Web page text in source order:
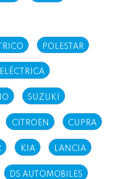
POLESTAR
SUZUKI
CITROËN CUPRA
KIA LANCIA
DS AUTOMOBILES